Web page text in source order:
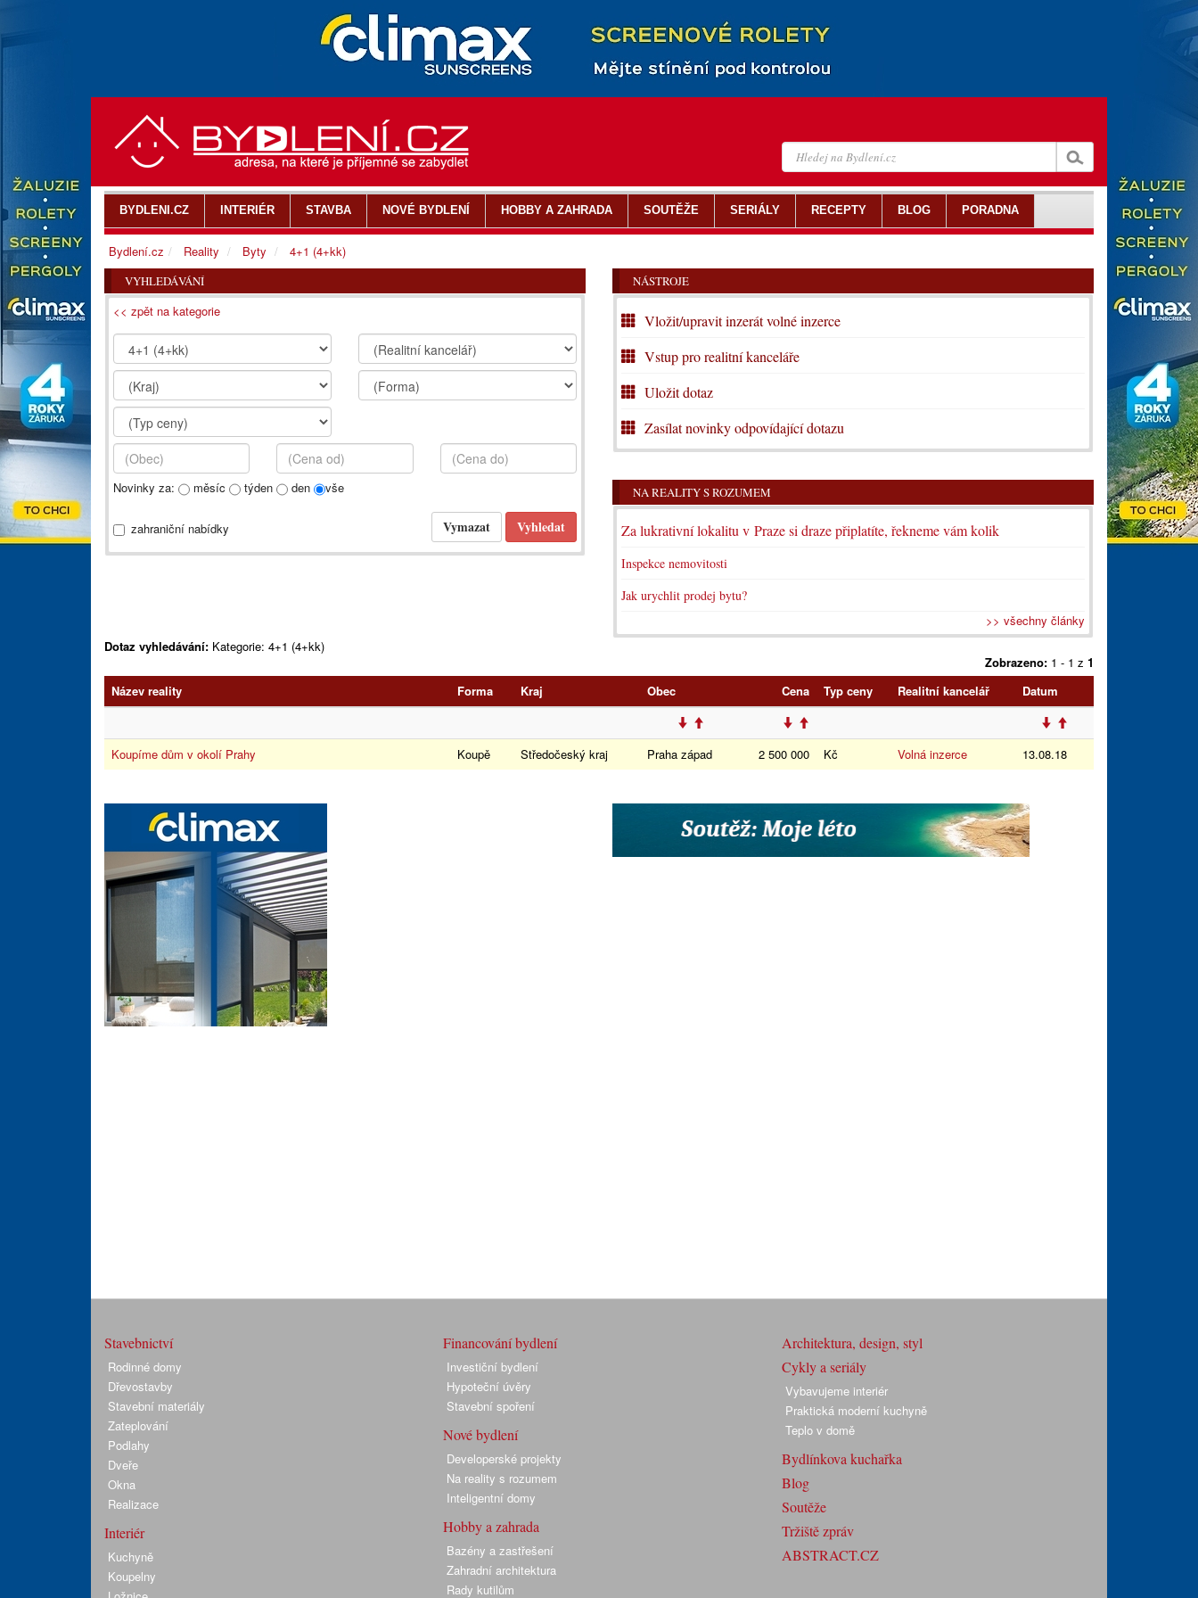
BYDLENI.CZ INTERIÉR STAVBA NOVÉ BYDLENÍ HOBBY A ZAHRADA SOUTĚŽE SERIÁLY RECEPTY BLOG PORADNA
Bydlení.cz Reality Byty 4+1 (4+kk)
VYHLEDÁVÁNÍ
<< zpět na kategorie
Novinky za: měsíc týden den vše
zahraniční nabídky
NÁSTROJE
Vložit/upravit inzerát volné inzerce
Vstup pro realitní kanceláře
Uložit dotaz
Zasílat novinky odpovídající dotazu
NA REALITY S ROZUMEM
Za lukrativní lokalitu v Praze si draze připlatíte, řekneme vám kolik
Inspekce nemovitosti
Jak urychlit prodej bytu?
>> všechny články
Dotaz vyhledávání: Kategorie: 4+1 (4+kk)
Zobrazeno: 1 - 1 z 1
Název reality
Forma Kraj Obec Cena Typ ceny Realitní kancelář Datum
Koupíme dům v okolí Prahy Koupě Středočeský kraj Praha západ 2 500 000 Kč Volná inzerce 13.08.18
Stavebnictví
Rodinné domy
Dřevostavby
Stavební materiály
Zateplování
Podlahy
Dveře
Okna
Realizace
Interiér
Kuchyně
Koupelny
Financování bydlení
Investiční bydlení
Hypoteční úvěry
Stavební spoření
Nové bydlení
Developerské projekty
Na reality s rozumem
Inteligentní domy
Hobby a zahrada
Bazény a zastřešení
Zahradní architektura
Rady kutilům
Architektura, design, styl
Cykly a seriály
Vybavujeme interiér
Praktická moderní kuchyně
Teplo v domě
Bydlínkova kuchařka
Blog
Soutěže
Tržiště zpráv
ABSTRACT.CZ